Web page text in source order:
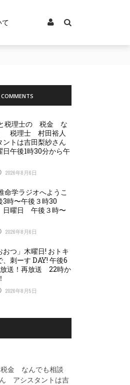
COMMENTS
税理士の 税金 な
税理士 村田裕人
トは吉田梨紗さん
午後1時30分から午
2026年8月6日
命学ラジオへようこ
3時〜午後３時30
日 午後３時〜
2026年8月6日
おつ」木曜日! おトキ
刺ーす DAY! 午後6
送！再放送 22時か
2026年8月5日
金 なんでも相談
アシスタントは吉